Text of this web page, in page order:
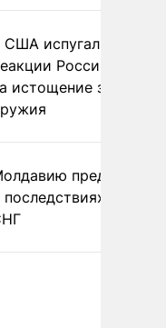
США испугались
России и
истощение запасов
последствиях выхода